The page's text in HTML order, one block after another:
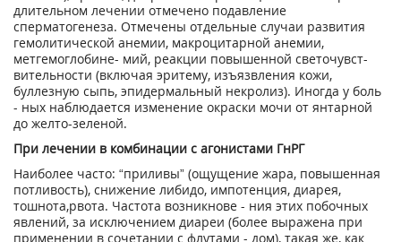
длительном лечении отмечено подавление
сперматогенеза. Отмечены отдельные случаи разви­тия
гемолитической анемии, макро­цитарной анемии,
метгемоглобине- мий, реакции повышенной светочувст­
вительности (включая эритему, изъязв­ления кожи,
буллезную сыпь, эпидер­мальный некролиз). Иногда у боль
- ных наблюдается изменение окраски мочи от янтарной
до желто-зеленой.
При лечении в комбинации с агонис­тами ГнРГ
Наиболее часто: “приливы” (ощуще­ние жара, повышенная
потливость), снижение либидо, импотенция, диарея,
тошнота,рвота. Частота возникнове - ния этих побочных
явлений, за исклю­чением диареи (более выражена при
применении в сочетании с флутами - дом), такая же, как